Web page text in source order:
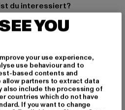
du interessiert?
mit Deinen Daten umgeht, findest Du
YOU
your use experience,
use behaviour and to
based contents and
partners to extract data
also include the processing of
countries which do not have
If you want to change